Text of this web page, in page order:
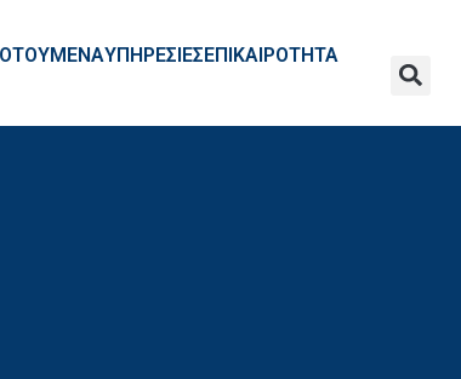
ΥΠΗΡΕΣΙΕΣΕΠΙΚΑΙΡΟΤΗΤΑ